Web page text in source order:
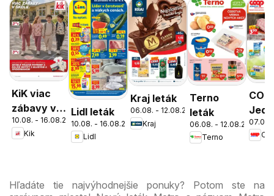
KiK viac
zábavy v
škole
10.08. - 16.08.2026
Kik
Lidl leták
10.08. - 16.08.2026
Lidl
Kraj leták
06.08. - 12.08.2026
Kraj
Terno
leták
06.08. - 12.08.2026
Terno
cez
ešte
07.08.
Hľadáte tie najvýhodnejšie ponuky? Potom ste na